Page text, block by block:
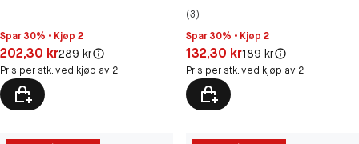
Spar 30% • Kjøp 2
Pris: 202,30 kr
202,30 krOriginal pris:
289 kr
Pris per stk. ved kjøp av 2
(3)
Spar 30% • Kjøp 2
Pris: 132,30 kr
132,30 krOriginal pris:
189 kr
Pris per stk. ved kjøp av 2